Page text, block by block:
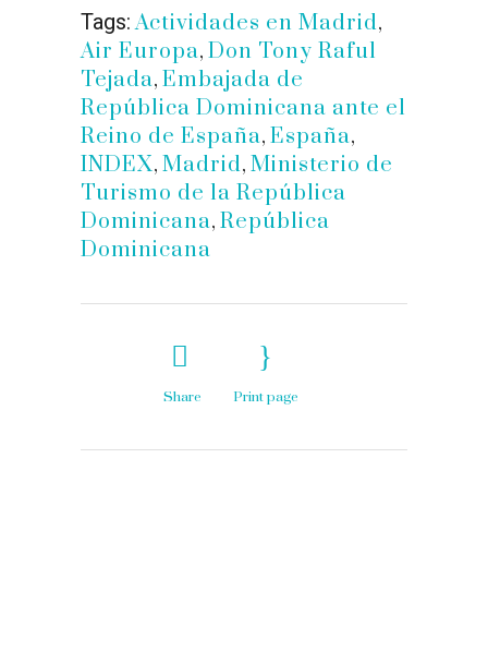
Tags: Actividades en Madrid,
Air Europa, Don Tony Raful
Tejada, Embajada de
República Dominicana ante el
Reino de España, España,
INDEX, Madrid, Ministerio de
Turismo de la República
Dominicana, República
Dominicana
Share Print page